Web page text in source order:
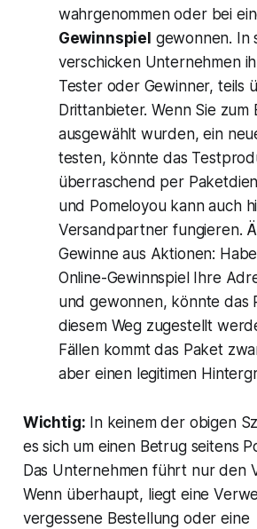
wahrgenommen oder bei
Gewinnspiel gewonnen. In
verschicken Unternehmen
Tester oder Gewinner, teils
Drittanbieter. Wenn Sie zum
ausgewählt wurden, ein
testen, könnte das
überraschend per
und Pomeloyou kann auch
Versandpartner fungieren.
Gewinne aus Aktionen:
Online-Gewinnspiel Ihre
und gewonnen, könnte das
diesem Weg zugestellt
Fällen kommt das Paket
aber einen legitimen
Wichtig: In keinem der obigen
es sich um einen Betrug seitens
Das Unternehmen führt nur den
Wenn überhaupt, liegt eine
vergessene Bestellung oder eine